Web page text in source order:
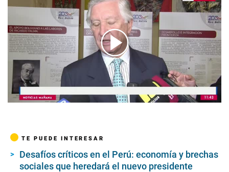
00:00/04:19
TE PUEDE INTERESAR
Desafíos críticos en el Perú: economía y brechas
sociales que heredará el nuevo presidente